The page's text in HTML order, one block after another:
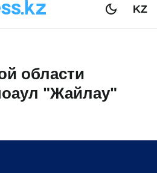
KZ
области
"Жайлау"